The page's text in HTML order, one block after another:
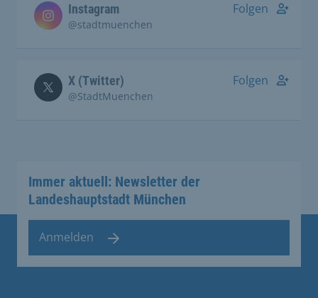
Instagram
@stadtmuenchen
Folgen
X (Twitter)
@StadtMuenchen
Folgen
Immer aktuell: Newsletter der
Landeshauptstadt München
Anmelden